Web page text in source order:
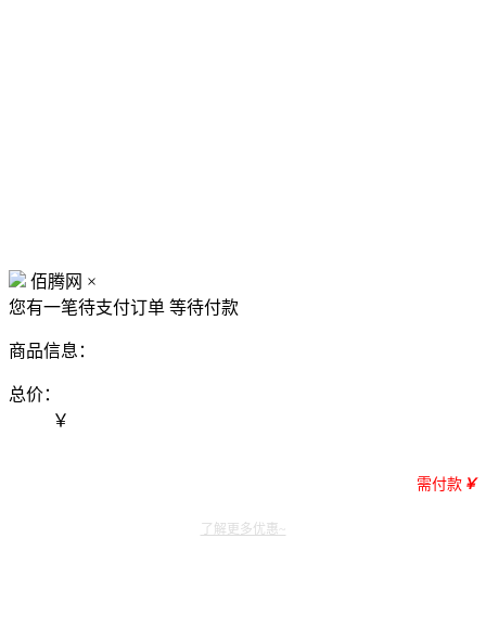
佰腾网 ×
您有一笔待支付订单 等待付款
商品信息：
总价：
￥
需付款 ￥
了解更多优惠~